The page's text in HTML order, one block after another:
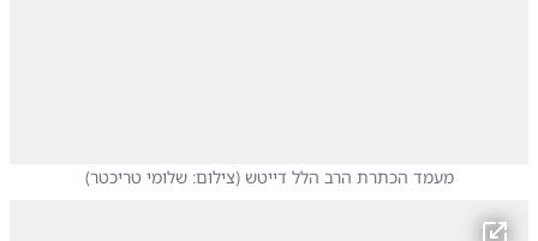
מעמד הכתרת הרב הלל דייטש (צילום: שלומי טריכטר)